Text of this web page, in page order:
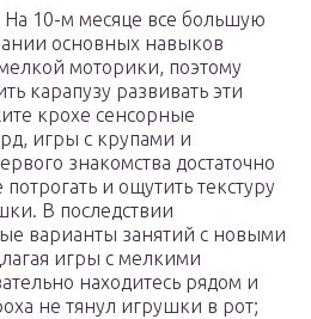
10-м месяце все большую
основных навыков
моторики, поэтому
карапузу развивать эти
крохе сенсорные
игры с крупами и
знакомства достаточно
потрогать и ощутить текстуру
В последствии
варианты занятий с новыми
игры с мелкими
находитесь рядом и
не тянул игрушки в рот;